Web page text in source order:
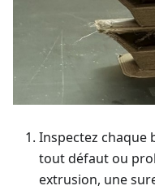
Inspectez chaque
tout défaut ou
extrusion, une